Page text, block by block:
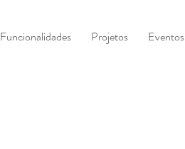
Funcionalidades Projetos Eventos